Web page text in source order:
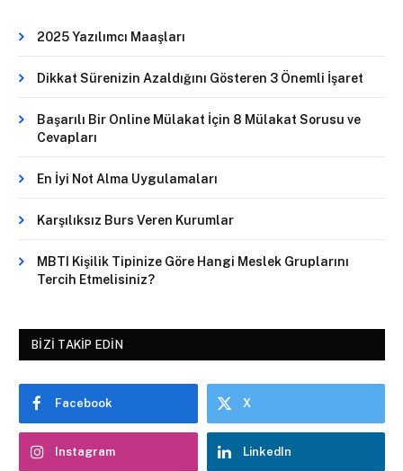
2025 Yazılımcı Maaşları
Dikkat Sürenizin Azaldığını Gösteren 3 Önemli İşaret
Başarılı Bir Online Mülakat İçin 8 Mülakat Sorusu ve
Cevapları
En İyi Not Alma Uygulamaları
Karşılıksız Burs Veren Kurumlar
MBTI Kişilik Tipinize Göre Hangi Meslek Gruplarını
Tercih Etmelisiniz?
BIZI TAKIP EDIN
Facebook X
Instagram LinkedIn